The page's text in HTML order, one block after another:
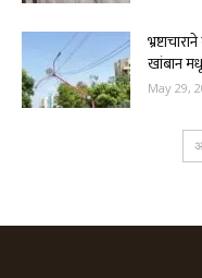
खांबान
May 29,